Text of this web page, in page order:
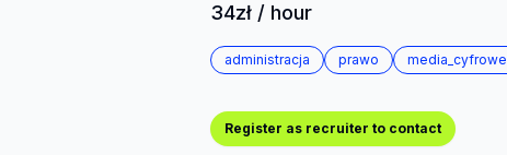
34zł / hour
administracja prawo media_cyfrowe
Register as recruiter to contact